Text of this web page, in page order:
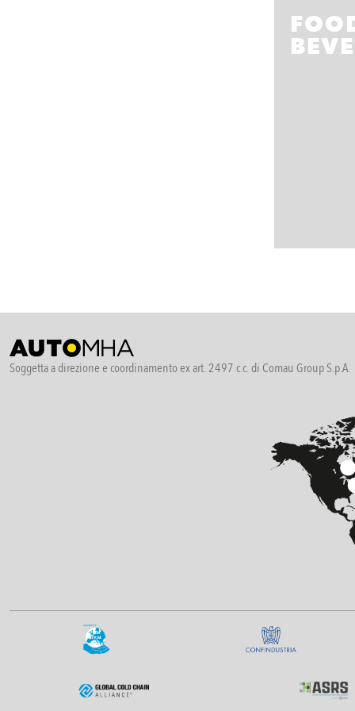
Soggetta a direzione e coordinamento ex art. 2497 c.c. di Comau Group S.p.A.